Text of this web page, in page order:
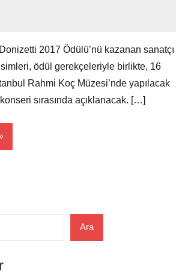
2017 Ödülü’nü kazanan sanatçı
ödül gerekçeleriyle birlikte, 16
Rahmi Koç Müzesi’nde yapılacak
sırasında açıklanacak. […]
Ara